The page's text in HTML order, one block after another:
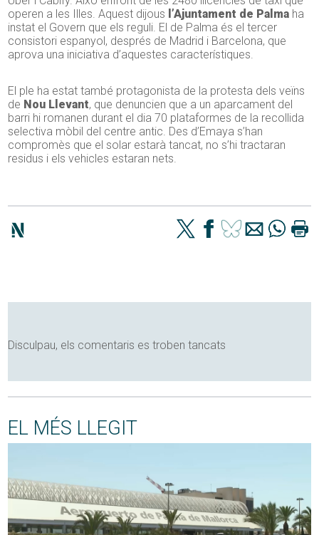
operen a les Illes. Aquest dijous l’Ajuntament de Palma ha
instat el Govern que els reguli. El de Palma és el tercer
consistori espanyol, després de Madrid i Barcelona, que
aprova una iniciativa d’aquestes característiques.
El ple ha estat també protagonista de la protesta dels veïns
de Nou Llevant, que denuncien que a un aparcament del
barri hi romanen durant el dia 70 plataformes de la recollida
selectiva mòbil del centre antic. Des d’Emaya s’han
compromès que el solar estarà tancat, no s’hi tractaran
residus i els vehicles estaran nets.
Disculpau, els comentaris es troben tancats
EL MÉS LLEGIT